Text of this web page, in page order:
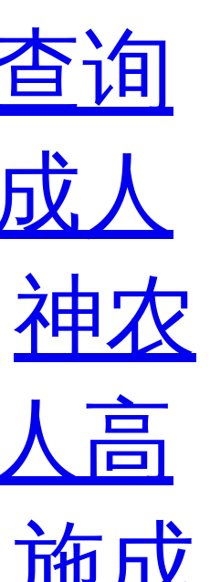
询
人
神农
高